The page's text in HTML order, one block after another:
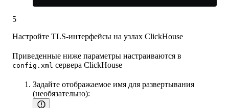
5
Настройте TLS-интерфейсы на узлах ClickHouse
Приведенные ниже параметры настраиваются в
config.xml сервера ClickHouse
Задайте отображаемое имя для развертывания
(необязательно):